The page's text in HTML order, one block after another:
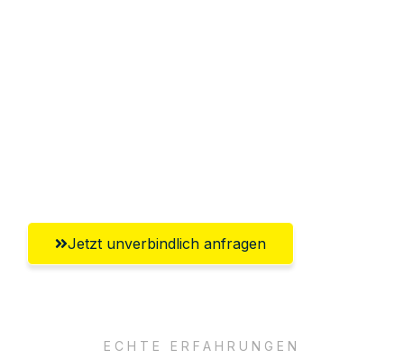
Jetzt unverbindlich anfragen
ECHTE ERFAHRUNGEN